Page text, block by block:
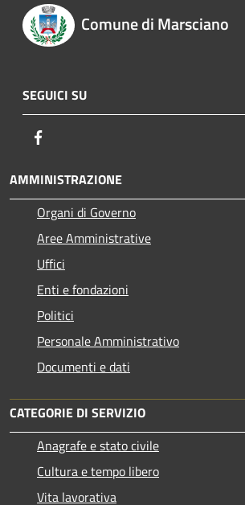
Comune di Marsciano
SEGUICI SU
AMMINISTRAZIONE
Organi di Governo
Aree Amministrative
Uffici
Enti e fondazioni
Politici
Personale Amministrativo
Documenti e dati
CATEGORIE DI SERVIZIO
Anagrafe e stato civile
Cultura e tempo libero
Vita lavorativa